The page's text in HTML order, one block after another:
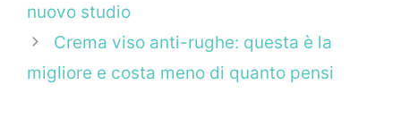
nuovo studio
Crema viso anti-rughe: questa è la
migliore e costa meno di quanto pensi